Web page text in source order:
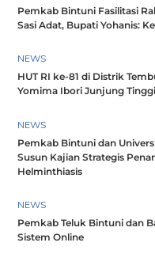
Pemkab Bintuni Fasilitasi
Sasi Adat, Bupati Yohanis:
NEWS
HUT RI ke-81 di Distrik
Yomima Ibori Junjung
NEWS
Pemkab Bintuni dan
Susun Kajian Strategis
Helminthiasis
NEWS
Pemkab Teluk Bintuni dan
Sistem Online